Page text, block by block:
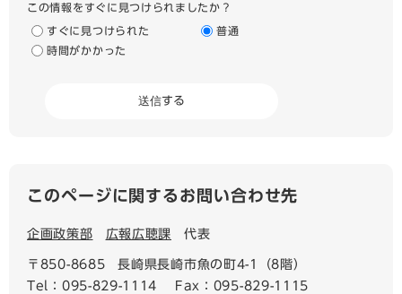
この情報をすぐに見つけられましたか？
すぐに見つけられた
普通
時間がかかった
このページに関するお問い合わせ先
企画政策部 広報広聴課 代表
〒850-8685
長崎県長崎市魚の町4-1（8階）
Tel：095-829-1114
Fax：095-829-1115